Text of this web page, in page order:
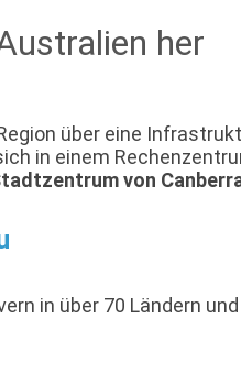
her
über eine
in einem
von
in über 70 Ländern